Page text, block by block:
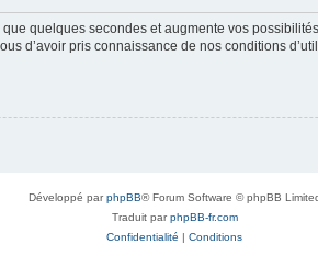
quelques secondes et augmente vos
d’avoir pris connaissance de nos conditions
Développé parphpBB® Forum Software © phpBB
Traduit parphpBB-fr.com
Confidentialité | Conditions